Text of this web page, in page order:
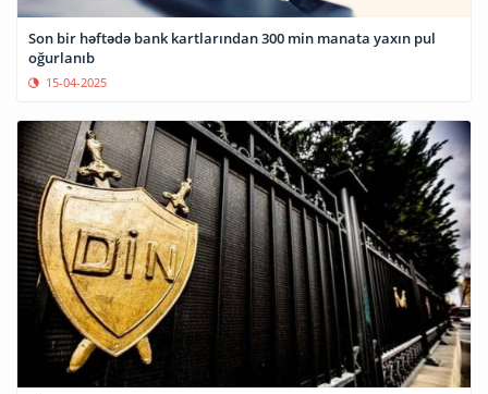
Son bir həftədə bank kartlarından 300 min manata yaxın pul
oğurlanıb
15-04-2025